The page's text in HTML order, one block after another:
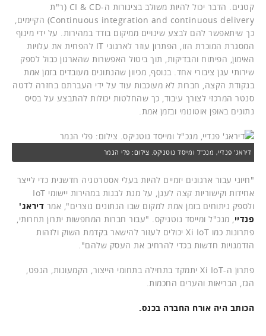
קטנים. הדבר יכול להיות משולב בצינורות ה-CI & CD (ר"ת
Continuous integration and continuous delivery) הקיימים,
כך שיתאפשר להם לבצע שינויים ממיקום בודד במהירות. על ידי מינוף
המסגרת המוכרת הזו, הפתרון עוזר לארגוני IT להפחית את עלויות
האימון, הפיתוח והבדיקות, תוך ביטול האפשרות שהארגון כבול לספק
שירותי ענן ציבורי אחד. בנוסף, מכיוון שהנתונים מעובדים בזמן אמת
בנקודת הקצה, חברות לא מעוכבות עוד על ידי העברתם בחזרה לדטה
סנטר המרכזי לצורך עיבוד, כך שהחלטות יכולות להתבצע על בסיס
נתונים באופן אוטונומי ובזמן אמת.
דיראג' פנדיי, מנכ"ל ומייסד נוטניקס. צילום: פלי הנמר
"חיוני עבור ארגונים יזמיים להיות בעלי אסטרטגיה חדשנית כדי לייצר
אחידות וקישוריות קצה לענן, על מנת לבנות במהירות יישומי IoT
ולספק ניתוחים בזמן אמת למקום שבו הנתונים נוצרים", אמר דיראג'
פנדיי , מנכ"ל ומייסד נוטניקס. "עבור חברות המחפשות יתרון תחרותי,
פתרונות כמו Xi IoT יכולים לעזור להישאר בקדמת השוק ולזהות
הזדמנויות חדשות בכדי להרחיב את העסק שלהם".
פתרון ה-Xi IoT יתמקד בתחילה בתחומי הייצור, הקמעונות, הנפט,
הגז, הבריאות והערים החכמות.
הכותב היה אורח החברה בכנס.